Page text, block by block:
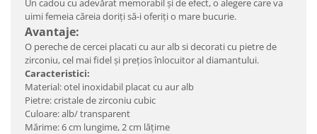
Un cadou cu adevărat memorabil şi de efect, o alegere care va
uimi femeia căreia doriţi să-i oferiţi o mare bucurie.
Avantaje:
O pereche de cercei placati cu aur alb si decorati cu pietre de
zirconiu, cel mai fidel şi preţios înlocuitor al diamantului.
Caracteristici:
Material: otel inoxidabil placat cu aur alb
Pietre: cristale de zirconiu cubic
Culoare: alb/ transparent
Mărime: 6 cm lungime, 2 cm lățime